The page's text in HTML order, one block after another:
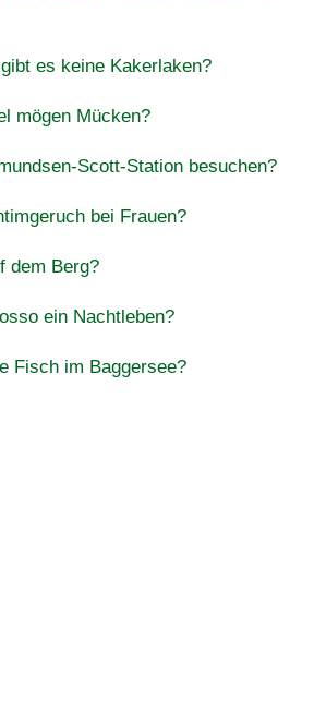
es keine Kakerlaken?
mögen Mücken?
Scott-Station besuchen?
bei Frauen?
dem Berg?
ein Nachtleben?
Fisch im Baggersee?